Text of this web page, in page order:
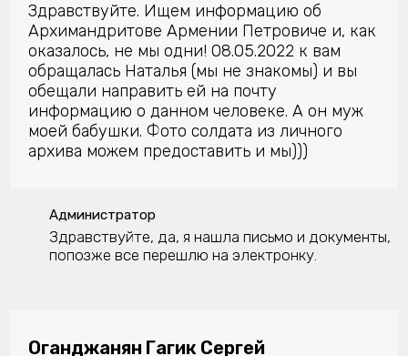
Здравствуйте. Ищем информацию об
Архимандритове Армении Петровиче и, как
оказалось, не мы одни! 08.05.2022 к вам
обращалась Наталья (мы не знакомы) и вы
обещали направить ей на почту
информацию о данном человеке. А он муж
моей бабушки. Фото солдата из личного
архива можем предоставить и мы)))
Администратор
Здравствуйте, да, я нашла письмо и документы,
попозже все перешлю на электронку.
Оганджанян Гагик Сергей